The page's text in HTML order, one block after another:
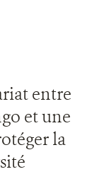
entre
et une
la